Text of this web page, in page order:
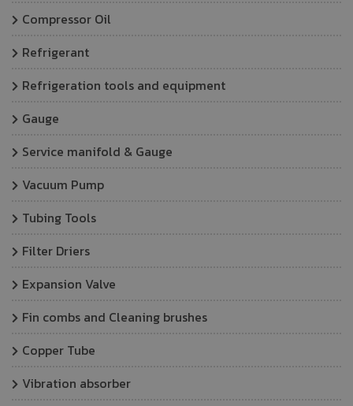
Compressor Oil
Refrigerant
Refrigeration tools and equipment
Gauge
Service manifold & Gauge
Vacuum Pump
Tubing Tools
Filter Driers
Expansion Valve
Fin combs and Cleaning brushes
Copper Tube
Vibration absorber